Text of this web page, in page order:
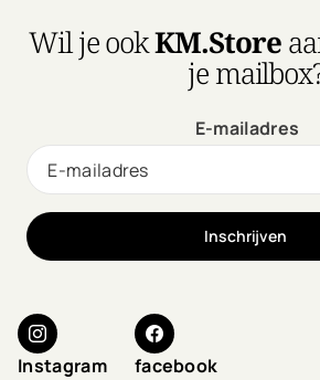
Wil je ookKM.Store
je
E-mailadres
Inschrijven
Instagram facebook